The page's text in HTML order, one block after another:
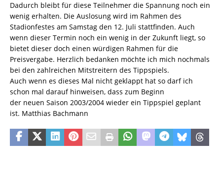
Dadurch bleibt für diese Teilnehmer die Spannung noch ein
wenig erhalten. Die Auslosung wird im Rahmen des
Stadionfestes am Samstag den 12. Juli stattfinden. Auch
wenn dieser Termin noch ein wenig in der Zukunft liegt, so
bietet dieser doch einen würdigen Rahmen für die
Preisvergabe. Herzlich bedanken möchte ich mich nochmals
bei den zahlreichen Mitstreitern des Tippspiels.
Auch wenn es dieses Mal nicht geklappt hat so darf ich
schon mal darauf hinweisen, dass zum Beginn
der neuen Saison 2003/2004 wieder ein Tippspiel geplant
ist. Matthias Bachmann